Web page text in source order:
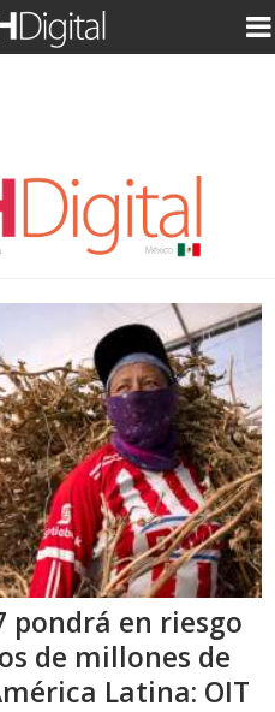
pondrá en riesgo
de millones de
Latina: OIT